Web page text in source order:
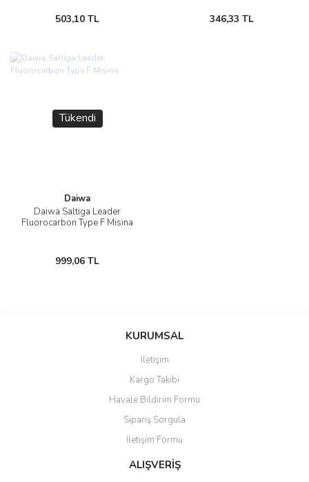
503,10 TL 346,33 TL
Tükendi
Daiwa
Daiwa Saltiga Leader
Fluorocarbon Type F Misina
999,06 TL
KURUMSAL
İletişim
Kargo Takibi
Havale Bildirim Formu
Sipariş Sorgula
İletişim Formu
ALIŞVERİŞ